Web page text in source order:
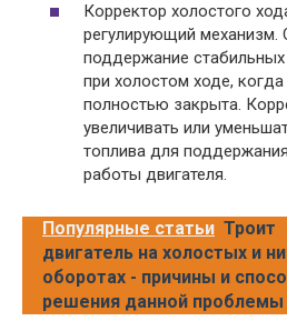
Корректор холостого
регулирующий механизм.
поддержание
при холостом ходе,
полностью закрыта.
увеличивать или
топлива для
работы двигателя.
Популярные статьи Троит
двигатель на холостых и
оборотах - причины и
решения данной проблемы